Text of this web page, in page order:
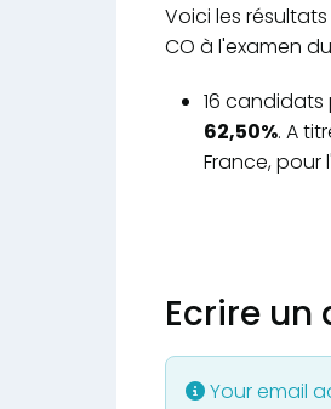
Voici les résultats
CO à l'examen
16
62,50%. A
France, pour
Ecrire un
Your email